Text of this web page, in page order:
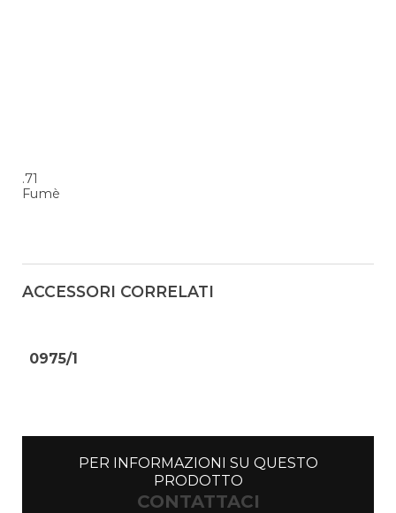
.71
Fumè
ACCESSORI CORRELATI
0975/1
PER INFORMAZIONI SU QUESTO
PRODOTTO
CONTATTACI